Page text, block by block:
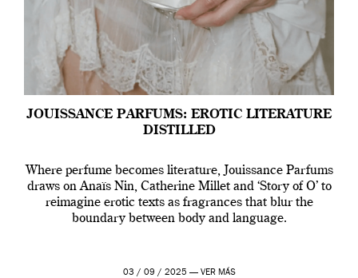
JOUISSANCE PARFUMS: EROTIC LITERATURE
DISTILLED
Where perfume becomes literature, Jouissance Parfums
draws on Anaïs Nin, Catherine Millet and ‘Story of O’ to
reimagine erotic texts as fragrances that blur the
boundary between body and language.
03 / 09 / 2025 — VER MÁS